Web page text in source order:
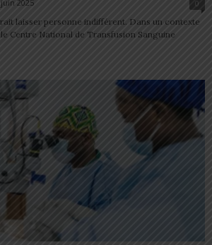
juin 2025
0
laisser personne indifférent. Dans un contexte
Centre National de Transfusion Sanguine